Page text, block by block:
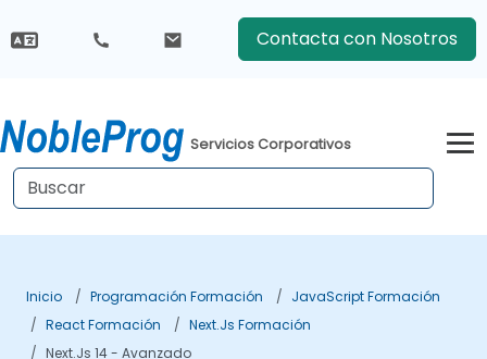
Contacta con Nosotros
Servicios Corporativos
Inicio Programación Formación
JavaScript Formación
React Formación
Next.js Formación
Next.js 14 - Avanzado